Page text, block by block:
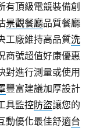
有頂級電競裝備創
景觀餐廳品質餐廳
工廠維持高品質洗
商號超值好康優惠
對進行測量或使用
豐富建議加厚設計
具監控防盜讓您的
動優化最佳舒適台